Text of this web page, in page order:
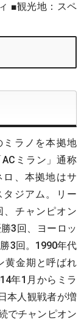
■観光地：スペ
ミラノを本拠地
ミラン」通称
ロ、本拠地はサ
タジアム。リー
、チャンピオン
3回、ヨーロッ
3回。1990年代
黄金期と呼ばれ
年1月からミラ
本人観戦者が増
でチャンピオン